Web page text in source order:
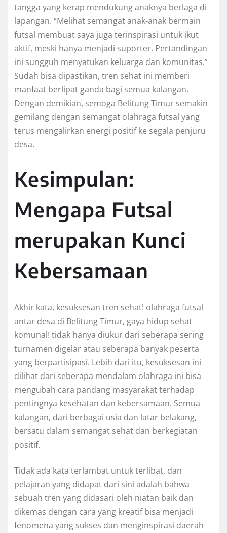
tangga yang kerap mendukung anaknya berlaga di
lapangan. “Melihat semangat anak-anak bermain
futsal membuat saya juga terinspirasi untuk ikut
aktif, meski hanya menjadi suporter. Pertandingan
ini sungguh menyatukan keluarga dan komunitas.”
Sudah bisa dipastikan, tren sehat ini memberi
manfaat berlipat ganda bagi semua kalangan.
Dengan demikian, semoga Belitung Timur semakin
gemilang dengan semangat olahraga futsal yang
terus mengalirkan energi positif ke segala penjuru
desa.
Kesimpulan:
Mengapa Futsal
merupakan Kunci
Kebersamaan
Akhir kata, kesuksesan tren sehat! olahraga futsal
antar desa di Belitung Timur, gaya hidup sehat
komunal! tidak hanya diukur dari seberapa sering
turnamen digelar atau seberapa banyak peserta
yang berpartisipasi. Lebih dari itu, kesuksesan ini
dilihat dari seberapa mendalam olahraga ini bisa
mengubah cara pandang masyarakat terhadap
pentingnya kesehatan dan kebersamaan. Semua
kalangan, dari berbagai usia dan latar belakang,
bersatu dalam semangat sehat dan berkegiatan
positif.
Tidak ada kata terlambat untuk terlibat, dan
pelajaran yang didapat dari sini adalah bahwa
sebuah tren yang didasari oleh niatan baik dan
dikemas dengan cara yang kreatif bisa menjadi
fenomena yang sukses dan menginspirasi daerah